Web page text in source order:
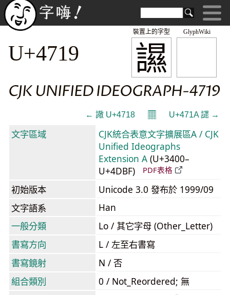
GlyphWiki
䜙
裝置上的字型
U+4719
CJK UNIFIED IDEOGRAPH-4719
← 䜘 U+4718 𝄜 U+471A 䜚 →
文字區域
CJK統合表意文字擴展區A / CJK
Unified Ideographs
Extension A (U+3400–
U+4DBF)
PDF表格
初始版本
Unicode 3.0 發布於 1999/09
文字語系
Han
一般分類
Lo / 其它字母 (Other_Letter)
書寫方向
L / 左至右書寫
書寫鏡射
N / 否
組合類別
0 / Not_Reordered; 無